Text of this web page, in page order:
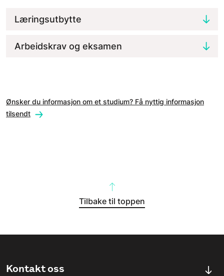
Læringsutbytte
Arbeidskrav og eksamen
Ønsker du informasjon om et studium? Få nyttig informasjon
tilsendt
Tilbake til toppen
Kontakt oss